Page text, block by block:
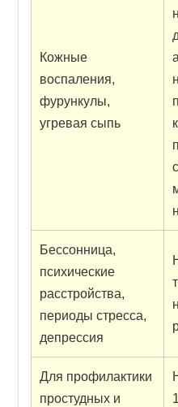
Кожные
воспаления,
фурункулы,
угревая сыпь
Бессонница,
психические
расстройства,
периоды стресса,
депрессия
Для профилактики
простудных и